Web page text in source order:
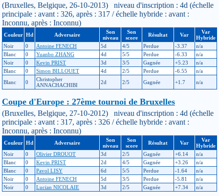
(Bruxelles, Belgique, 26-10-2013) niveau d'inscription : 4d (échelle
principale : avant : 326, après : 317 / échelle hybride : avant :
Inconnu, après : Inconnu)
Couleur Hd Adversaire
Son
niveau
Son
score
Résultat Var
Var
Hybride
Noir
0 Antoine FENECH 5d 4/5 Perdue -3.37
n/a
Blanc
0 Yuanbo ZHANG 4d 5/5 Perdue -6.33
n/a
Noir
0 Kevin PRIST 3d 3/5 Gagnée +5.23
n/a
Blanc
0 Simon BILLOUET 4d 2/5 Perdue -6.55
n/a
Blanc
0
Christopher
ANNACHACHIBI
2d 2/5 Gagnée +1.7 n/a
Coupe d'Europe : 27ème tournoi de Bruxelles
(Bruxelles, Belgique, 27-10-2012) niveau d'inscription : 4d (échelle
principale : avant : 317, après : 326 / échelle hybride : avant :
Inconnu, après : Inconnu)
Couleur Hd Adversaire
Son
niveau
Son
score
Résultat Var
Var
Hybride
Noir
0 Olivier DROUOT 3d 2/5 Gagnée +6.14
n/a
Blanc
0 Kevin PRIST 2d 4/5 Gagnée +3.26
n/a
Blanc
0 Pavol LISY 6d 5/5 Perdue -1.64
n/a
Noir
0 Antoine FENECH 5d 3/5 Perdue -5.81
n/a
Noir
0 Lucian NICOLAIE 3d 2/5 Gagnée +7.34 n/a